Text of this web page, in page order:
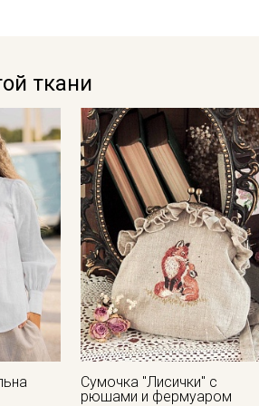
ткани
Сумочка "Лисички" с
рюшами и фермуаром